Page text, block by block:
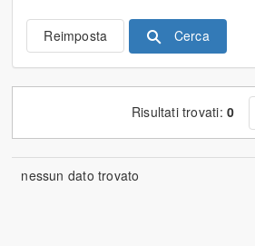
Reimposta Cerca
Risultati trovati: 0
nessun dato trovato